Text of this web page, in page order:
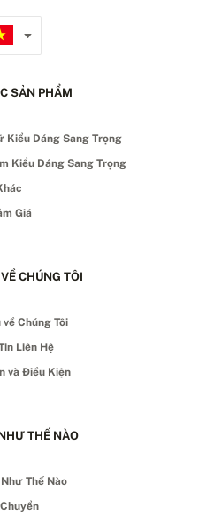
SẢN PHẨM
Kiểu Dáng Sang Trọng
Kiểu Dáng Sang Trọng
Giá
CHÚNG TÔI
về Chúng Tôi
Liên Hệ
và Điều Kiện
THẾ NÀO
Thế Nào